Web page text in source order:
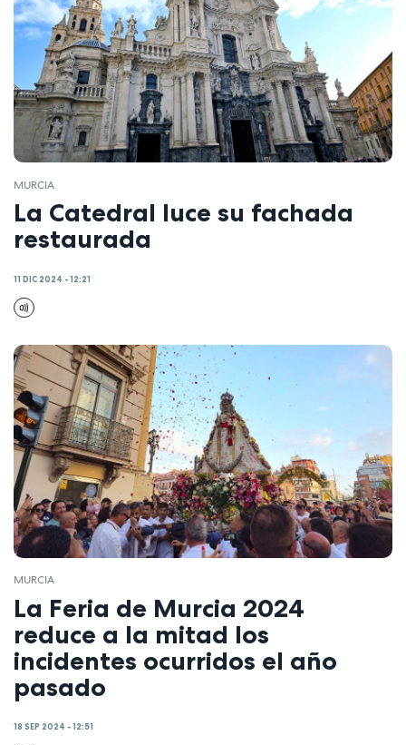
MURCIA
La Catedral luce su fachada
restaurada
11 DIC 2024 - 12:21
MURCIA
La Feria de Murcia 2024
reduce a la mitad los
incidentes ocurridos el año
pasado
18 SEP 2024 - 12:51